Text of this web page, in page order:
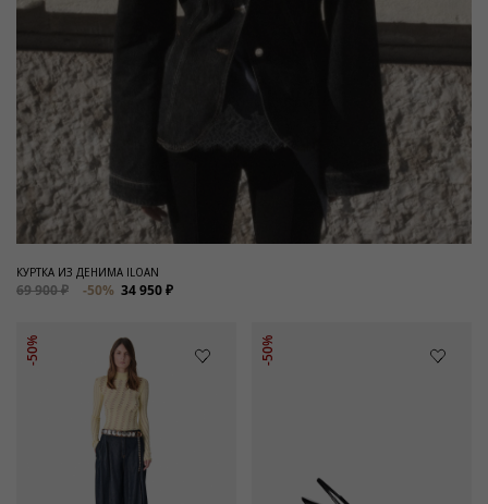
КУРТКА ИЗ ДЕНИМА ILOAN
69 900 ₽ -50% 34 950 ₽
-50% -50%